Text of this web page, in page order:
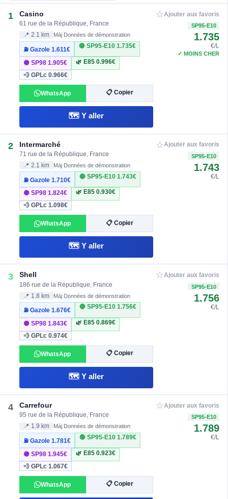
1 Casino
61 rue de la République, France
📍 2.1 km Màj Données de démonstration
⛽ Gazole1.611€
🔴 SP95-E10 1.735€
🟣 SP981.905€ 🌿 E85 0.996€
💨 GPLc0.966€
WhatsApp 📋 Copier
🗺️ Y aller
☆Ajouter aux favoris
SP95-E10
1.735
€/L
✓ MOINS CHER
2 Intermarché
71 rue de la République, France
📍 2.1 km Màj Données de démonstration
⛽ Gazole1.710€
🔴 SP95-E10 1.743€
🟣 SP981.824€ 🌿 E85 0.930€
💨 GPLc1.098€
WhatsApp 📋 Copier
🗺️ Y aller
☆Ajouter aux favoris
SP95-E10
1.743
€/L
3 Shell
186 rue de la République, France
📍 1.8 km Màj Données de démonstration
⛽ Gazole1.676€
🔴 SP95-E10 1.756€
🟣 SP981.843€ 🌿 E85 0.869€
💨 GPLc0.974€
WhatsApp 📋 Copier
🗺️ Y aller
☆Ajouter aux favoris
SP95-E10
1.756
€/L
4 Carrefour
95 rue de la République, France
📍 1.9 km Màj Données de démonstration
⛽ Gazole1.781€
🔴 SP95-E10 1.789€
🟣 SP981.945€ 🌿 E85 0.923€
💨 GPLc1.067€
WhatsApp 📋 Copier
☆Ajouter aux favoris
SP95-E10
1.789
€/L